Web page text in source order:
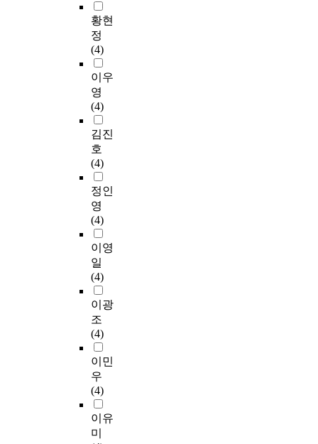
황현
정
(4)
이우
영
(4)
김진
호
(4)
정인
영
(4)
이영
일
(4)
이광
조
(4)
이민
우
(4)
이유
미